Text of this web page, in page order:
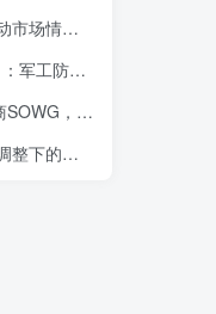
资者需警惕
的投资机遇揭秘
看好，投资需关注
长能否持续？